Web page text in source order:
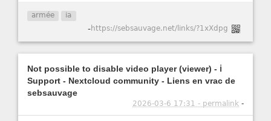
armée ia
-https://sebsauvage.net/links/?1xXdpg
Not possible to disable video player (viewer) - ℹ️
Support - Nextcloud community - Liens en vrac de
sebsauvage
2026-03-6 17:31 - permalink -